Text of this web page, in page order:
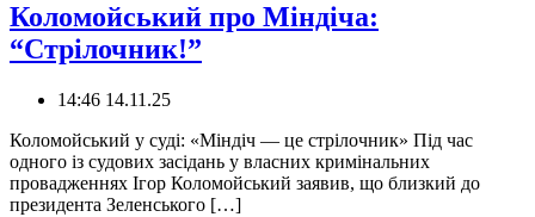
Коломойський про Міндіча:
“Стрілочник!”
14:46 14.11.25
️Коломойський у суді: «Міндіч — це стрілочник» ️‍️Під час
одного із судових засідань у власних кримінальних
провадженнях Ігор Коломойський заявив, що близкий до
президента Зеленського […]